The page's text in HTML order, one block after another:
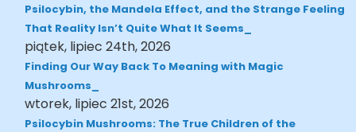
Psilocybin, the Mandela Effect, and the Strange Feeling
That Reality Isn’t Quite What It Seems
piątek, lipiec 24th, 2026
Finding Our Way Back To Meaning with Magic
Mushrooms
wtorek, lipiec 21st, 2026
Psilocybin Mushrooms: The True Children of the